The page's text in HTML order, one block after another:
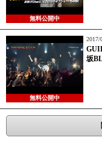
無料公開中
無料公開中
2017/
坂